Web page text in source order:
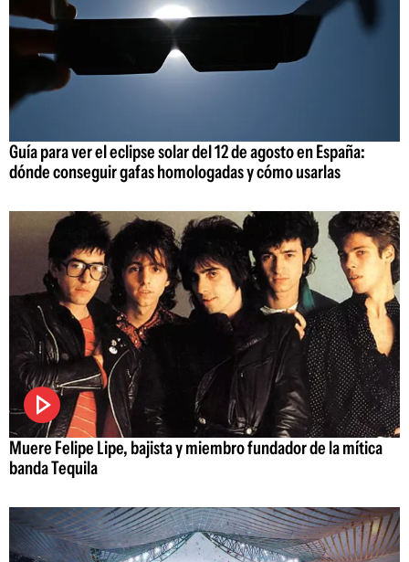
Guía para ver el eclipse solar del 12 de agosto en España:
dónde conseguir gafas homologadas y cómo usarlas
Muere Felipe Lipe, bajista y miembro fundador de la mítica
banda Tequila